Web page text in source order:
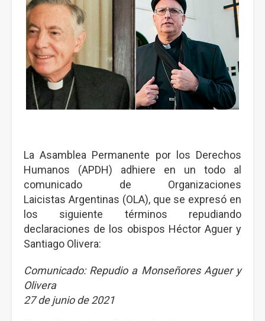
La Asamblea Permanente por los Derechos
Humanos (APDH) adhiere en un todo al
comunicado de Organizaciones
Laicistas Argentinas (OLA), que se expresó en
los siguiente términos repudiando
declaraciones de los obispos Héctor Aguer y
Santiago Olivera:
Comunicado: Repudio a Monseñores Aguer y
Olivera
27 de junio de 2021